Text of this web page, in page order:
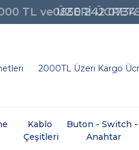
0850 242 0734
2000TL Üzeri Kargo
Kablo
Çeşitleri
Buton - Switch -
Anahtar